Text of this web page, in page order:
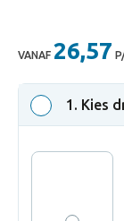
VANAF 26,57
1 . Kies